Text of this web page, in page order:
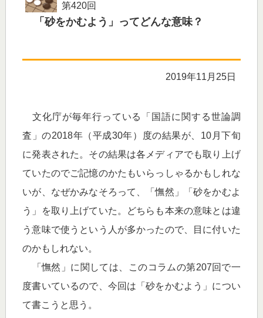
第420回
「砂をかむよう」ってどんな意味？
2019年11月25日
文化庁が毎年行っている「国語に関する世論調
査」の2018年（平成30年）度の結果が、10月下旬
に発表された。その結果は各メディアでも取り上げ
ていたのでご記憶のかたもいらっしゃるかもしれな
いが、なぜかみなそろって、「憮然」「砂をかむよ
う」を取り上げていた。どちらも本来の意味とは違
う意味で使うという人が多かったので、目に付いた
のかもしれない。
「憮然」に関しては、このコラムの第207回で一
度書いているので、今回は「砂をかむよう」につい
て書こうと思う。